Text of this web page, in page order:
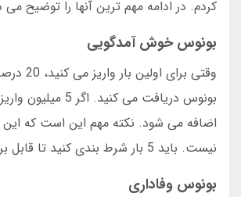
کردم. در ادامه مهم ترین آنها را توضیح
بونوس خوش آمدگویی
وقتی برای
اضافه می شود. نکته مهم این است که
نیست. باید 5 بار شرط بندی کنید تا قابل برداشت شود.
بونوس وفاداری